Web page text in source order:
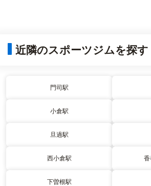
近隣のスポーツジムを探す
門司駅
小倉駅
旦過駅
西小倉駅
下曽根駅